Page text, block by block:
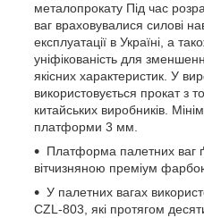
металопрокату Під час
ваг враховувалися силові
експлуатації в Україні, а
уніфікованість для
якісних характеристик. У
використовується прокат з
китайських виробників.
платформи 3 мм.
Платформа палетних ваг
вітчизняною преміум
У палетних вагах
CZL-803, які протягом